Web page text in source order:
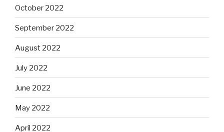
October 2022
September 2022
August 2022
July 2022
June 2022
May 2022
April 2022